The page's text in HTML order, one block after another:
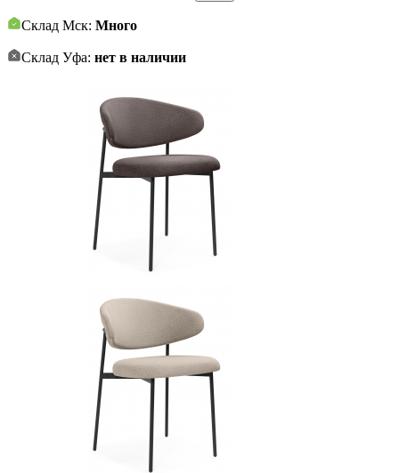
Склад Мск: Много
Склад Уфа: нет в наличии